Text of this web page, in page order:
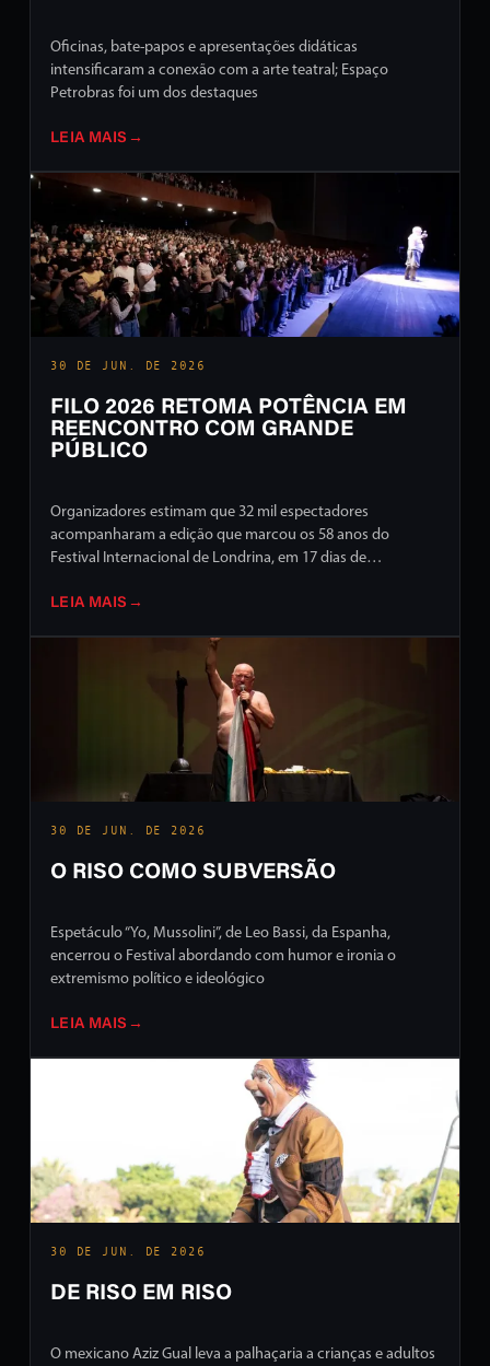
Oficinas, bate-papos e apresentações didáticas
intensificaram a conexão com a arte teatral; Espaço
Petrobras foi um dos destaques
LEIA MAIS →
30 DE JUN. DE 2026
FILO 2026 RETOMA POTÊNCIA EM
REENCONTRO COM GRANDE
PÚBLICO
Organizadores estimam que 32 mil espectadores
acompanharam a edição que marcou os 58 anos do
Festival Internacional de Londrina, em 17 dias de
LEIA MAIS →
30 DE JUN. DE 2026
O RISO COMO SUBVERSÃO
Espetáculo “Yo, Mussolini”, de Leo Bassi, da Espanha,
encerrou o Festival abordando com humor e ironia o
extremismo político e ideológico
LEIA MAIS →
30 DE JUN. DE 2026
DE RISO EM RISO
O mexicano Aziz Gual leva a palhaçaria a crianças e adultos